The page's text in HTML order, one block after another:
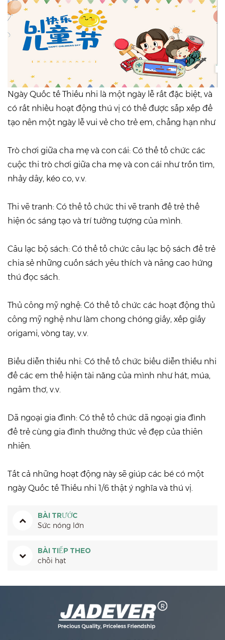
Ngày Quốc tế Thiếu nhi là một ngày lễ rất đặc biệt, và
có rất nhiều hoạt động thú vị có thể được sắp xếp để
tạo nên một ngày lễ vui vẻ cho trẻ em, chẳng hạn như
Trò chơi giữa cha mẹ và con cái: Có thể tổ chức các
cuộc thi trò chơi giữa cha mẹ và con cái như trốn tìm,
nhảy dây, kéo co, v.v.
Thi vẽ tranh: Có thể tổ chức thi vẽ tranh để trẻ thể
hiện óc sáng tạo và trí tưởng tượng của mình.
Câu lạc bộ sách: Có thể tổ chức câu lạc bộ sách để trẻ
chia sẻ những cuốn sách yêu thích và nâng cao hứng
thú đọc sách.
Thủ công mỹ nghệ: Có thể tổ chức các hoạt động thủ
công mỹ nghệ như làm chong chóng giấy, xếp giấy
origami, vòng tay, v.v.
Biểu diễn thiếu nhi: Có thể tổ chức biểu diễn thiếu nhi
để các em thể hiện tài năng của mình như hát, múa,
ngâm thơ, v.v.
Dã ngoại gia đình: Có thể tổ chức dã ngoại gia đình
để trẻ cùng gia đình thưởng thức vẻ đẹp của thiên
nhiên.
Tất cả những hoạt động này sẽ giúp các bé có một
ngày Quốc tế Thiếu nhi 1/6 thật ý nghĩa và thú vị.
BÀI TRƯỚC
Sức nóng lớn
BÀI TIẾP THEO
chồi hạt